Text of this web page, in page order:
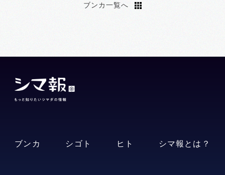
ブンカ一覧へ
ブンカ シゴト ヒト シマ報とは？